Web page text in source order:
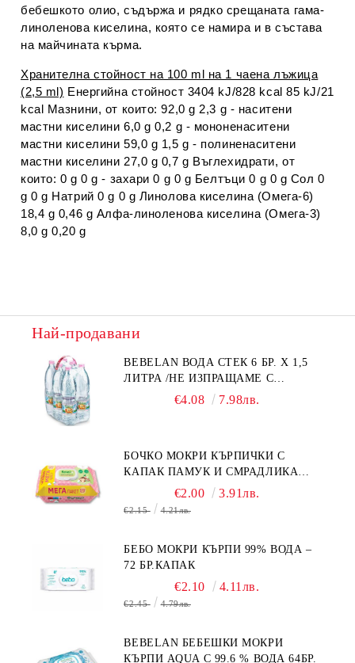
бебешкото олио, съдържа и рядко срещаната гама-
линоленова киселина, която се намира и в състава
на майчината кърма.
Хранителна стойност на 100 ml на 1 чаена лъжица
(2,5 ml) Енергийна стойност 3404 kJ/828 kcal 85 kJ/21
kcal Мазнини, от които: 92,0 g 2,3 g - наситени
мастни киселини 6,0 g 0,2 g - мононенаситени
мастни киселини 59,0 g 1,5 g - полиненаситени
мастни киселини 27,0 g 0,7 g Въглехидрати, от
които: 0 g 0 g - захари 0 g 0 g Белтъци 0 g 0 g Сол 0
g 0 g Натрий 0 g 0 g Линолова киселина (Омега-6)
18,4 g 0,46 g Алфа-линоленова киселина (Омега-3)
8,0 g 0,20 g
Най-продавани
BEBELAN ВОДА СТЕК 6 БР. Х 1,5
ЛИТРА /НЕ ИЗПРАЩАМЕ С
€4.08 7.98лв.
БОЧКО МОКРИ КЪРПИЧКИ С
КАПАК ПАМУК И СМРАДЛИКА
€2.00 3.91лв.
€2.15 4.21лв.
БЕБО МОКРИ КЪРПИ 99% ВОДА –
72 БР.КАПАК
€2.10 4.11лв.
€2.45 4.79лв.
BEBELAN БЕБЕШКИ МОКРИ
КЪРПИ AQUA С 99.6 % ВОДА 64БР.